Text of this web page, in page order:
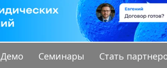
Демо Семинары Стать